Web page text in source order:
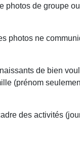
photos de groupe
photos ne
de bien
(prénom
des activités